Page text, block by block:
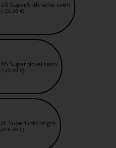
US SuperAnthracite satin
(+26,00 €)
NS Supernickel satin
(+20,00 €)
ZL SuperGold bright
(+16,00 €)